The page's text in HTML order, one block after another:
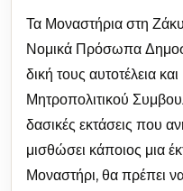
Τα Μοναστήρια στη
Νομικά Πρόσωπα
δική τους αυτοτέλεια
Μητροπολιτικού
δασικές εκτάσεις που
μισθώσει κάποιος μια
Μοναστήρι, θα πρέπει